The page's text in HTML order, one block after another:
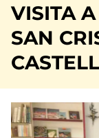
VISITA
SAN